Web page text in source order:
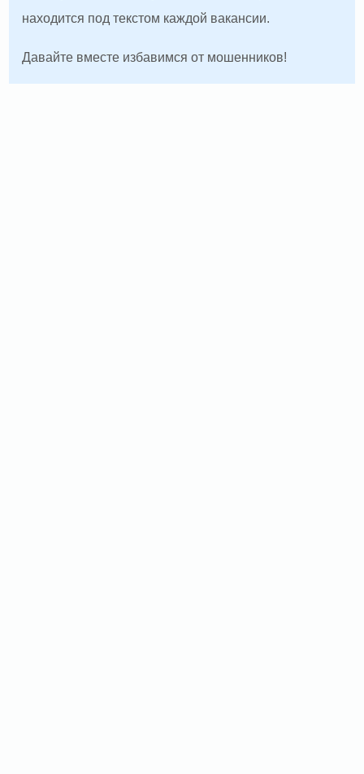
находится под текстом каждой вакансии.
Давайте вместе избавимся от мошенников!